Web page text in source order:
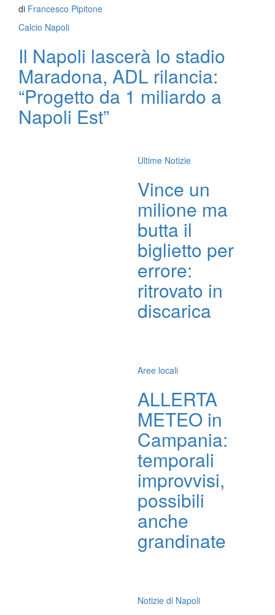
di Francesco Pipitone
Calcio Napoli
Il Napoli lascerà lo stadio
Maradona, ADL rilancia:
“Progetto da 1 miliardo a
Napoli Est”
Ultime Notizie
Vince un
milione ma
butta il
biglietto per
errore:
ritrovato in
discarica
Aree locali
ALLERTA
METEO in
Campania:
temporali
improvvisi,
possibili
anche
grandinate
Notizie di Napoli